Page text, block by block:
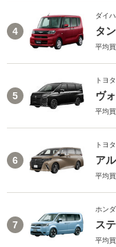
4
ダイ
タ
平均
5
トヨタ
ヴ
平均
6
トヨタ
ア
平均
7
ホンダ
ス
平均